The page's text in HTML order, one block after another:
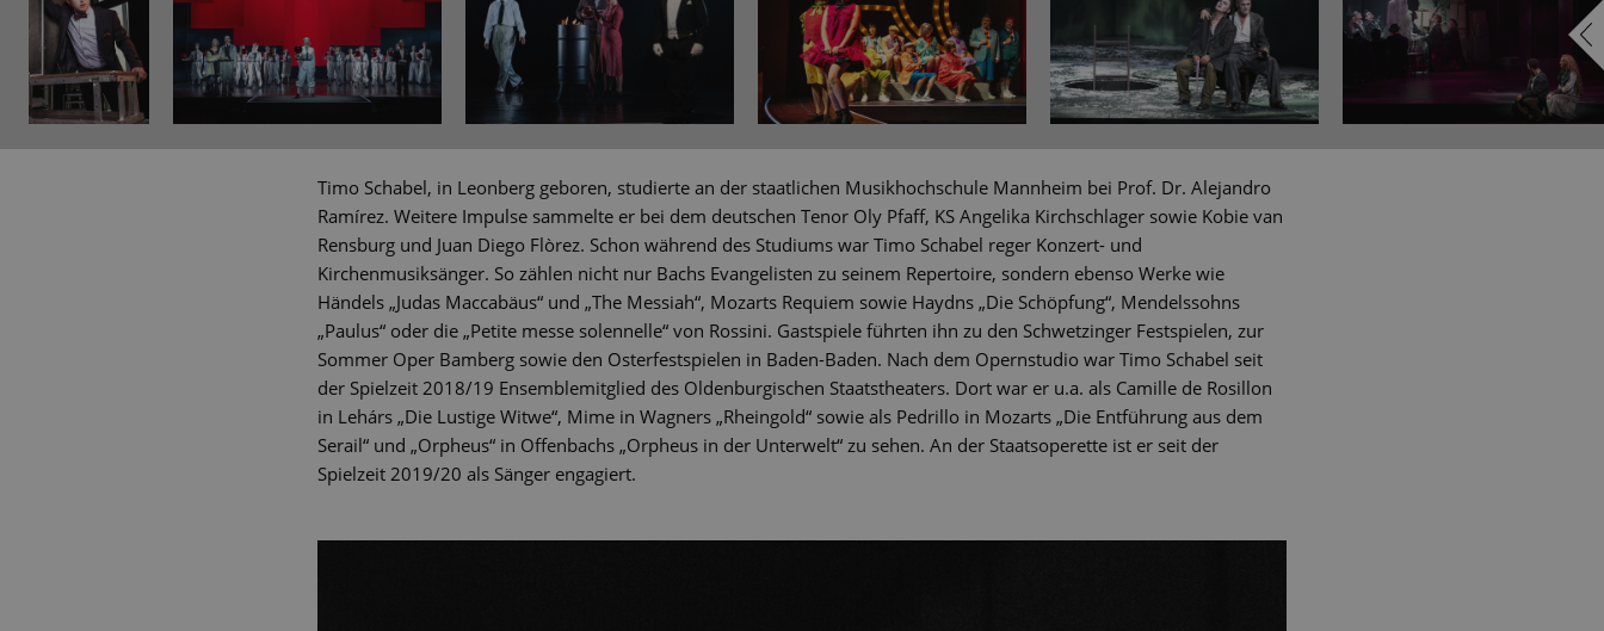
Timo Schabel, in Leonberg geboren, studierte an der staatlichen Musikhochschule Mannheim bei Prof. Dr. Alejandro
Ramírez. Weitere Impulse sammelte er bei dem deutschen Tenor Oly Pfaff, KS Angelika Kirchschlager sowie Kobie van
Rensburg und Juan Diego Flòrez. Schon während des Studiums war Timo Schabel reger Konzert- und
Kirchenmusiksänger. So zählen nicht nur Bachs Evangelisten zu seinem Repertoire, sondern ebenso Werke wie
Händels „Judas Maccabäus“ und „The Messiah“, Mozarts Requiem sowie Haydns „Die Schöpfung“, Mendelssohns
„Paulus“ oder die „Petite messe solennelle“ von Rossini. Gastspiele führten ihn zu den Schwetzinger Festspielen, zur
Sommer Oper Bamberg sowie den Osterfestspielen in Baden-Baden. Nach dem Opernstudio war Timo Schabel seit
der Spielzeit 2018/19 Ensemblemitglied des Oldenburgischen Staatstheaters. Dort war er u.a. als Camille de Rosillon
in Lehárs „Die Lustige Witwe“, Mime in Wagners „Rheingold“ sowie als Pedrillo in Mozarts „Die Entführung aus dem
Serail“ und „Orpheus“ in Offenbachs „Orpheus in der Unterwelt“ zu sehen. An der Staatsoperette ist er seit der
Spielzeit 2019/20 als Sänger engagiert.